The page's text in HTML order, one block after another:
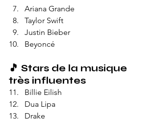
Ariana Grande
Taylor Swift
Justin Bieber
Beyoncé
🎵 Stars de la musique
très influentes
Billie Eilish
Dua Lipa
Drake